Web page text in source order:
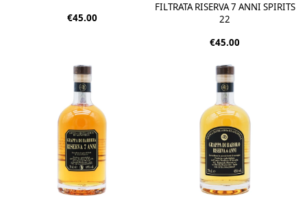
€45.00
FILTRATA RISERVA 7 ANNI SPIRITS
22
€45.00